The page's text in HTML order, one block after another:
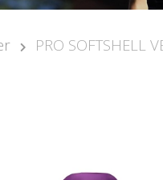
PRO SOFTSHELL